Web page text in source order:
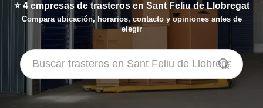
⭐4empresas de trasteros en Sant Feliu de Llobregat
Compara ubicación, horarios, contacto y opiniones antes de
elegir